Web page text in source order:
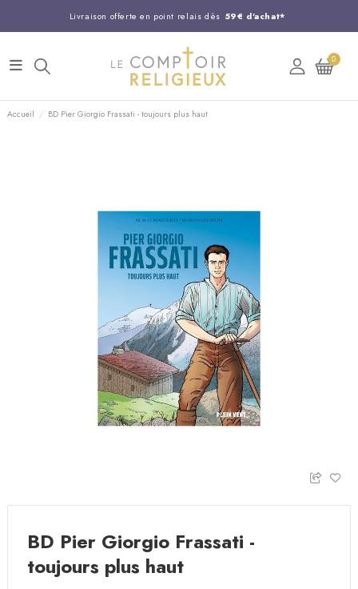
Livraison offerte en point relais dès 59€ d'achat*
Entreprise Française familiale
Support client disponible au 03 20 24 74 15
Commandez avant 14H, expédition le jour même !
0
Accueil BD Pier Giorgio Frassati - toujours plus haut
BD Pier Giorgio Frassati -
toujours plus haut